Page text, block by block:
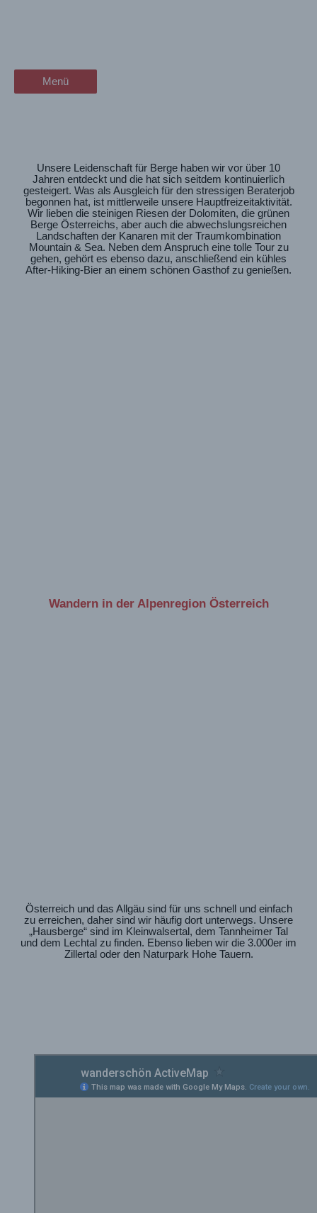
Menü
Menü
Unsere Leidenschaft für Berge haben wir vor über 10
Jahren entdeckt und die hat sich seitdem kontinuierlich
gesteigert. Was als Ausgleich für den stressigen Beraterjob
begonnen hat, ist mittlerweile unsere Hauptfreizeitaktivität.
Wir lieben die steinigen Riesen der Dolomiten, die grünen
Berge Österreichs, aber auch die abwechslungsreichen
Landschaften der Kanaren mit der Traumkombination
Mountain & Sea. Neben dem Anspruch eine tolle Tour zu
gehen, gehört es ebenso dazu, anschließend ein kühles
After-Hiking-Bier an einem schönen Gasthof zu genießen.
Wandern in der Alpenregion Österreich
Österreich und das Allgäu sind für uns schnell und einfach
zu erreichen, daher sind wir häufig dort unterwegs. Unsere
„Hausberge“ sind im Kleinwalsertal, dem Tannheimer Tal
und dem Lechtal zu finden. Ebenso lieben wir die 3.000er im
Zillertal oder den Naturpark Hohe Tauern.